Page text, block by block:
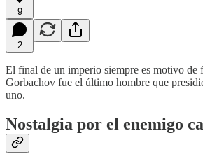
9
2
El final de un imperio siempre es motivo de
Gorbachov fue el último hombre que
uno.
Nostalgia por el enemigo